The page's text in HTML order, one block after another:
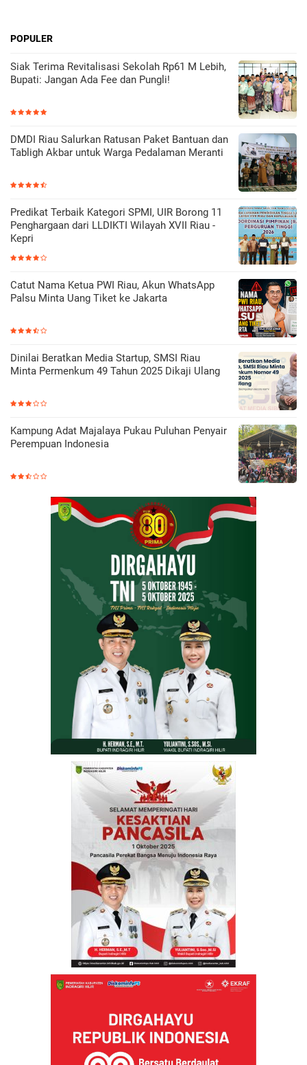
POPULER
Siak Terima Revitalisasi Sekolah Rp61 M Lebih,
Bupati: Jangan Ada Fee dan Pungli!
DMDI Riau Salurkan Ratusan Paket Bantuan dan
Tabligh Akbar untuk Warga Pedalaman Meranti
Predikat Terbaik Kategori SPMI, UIR Borong 11
Penghargaan dari LLDIKTI Wilayah XVII Riau -
Kepri
Catut Nama Ketua PWI Riau, Akun WhatsApp
Palsu Minta Uang Tiket ke Jakarta
Dinilai Beratkan Media Startup, SMSI Riau
Minta Permenkum 49 Tahun 2025 Dikaji Ulang
Kampung Adat Majalaya Pukau Puluhan Penyair
Perempuan Indonesia